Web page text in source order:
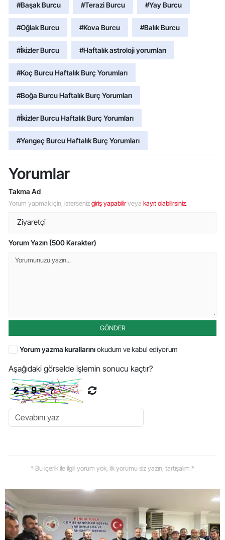
#Başak Burcu #Terazi Burcu #Yay Burcu
#Oğlak Burcu #Kova Burcu #Balık Burcu
#İkizler Burcu #Haftalık astroloji yorumları
#Koç Burcu Haftalık Burç Yorumları
#Boğa Burcu Haftalık Burç Yorumları
#İkizler Burcu Haftalık Burç Yorumları
#Yengeç Burcu Haftalık Burç Yorumları
Yorumlar
Takma Ad
Yorum yapmak için, istersenizgiriş yapabilirveya kayıt olabilirsiniz.
Yorum Yazın (500 Karakter)
GÖNDER
Yorum yazma kurallarınıokudum ve kabul ediyorum
Aşağıdaki görselde işlemin sonucu kaçtır?
* Bu içerik ile ilgili yorum yok, ilk yorumu siz yazın, tartışalım *